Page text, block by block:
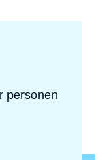
personen